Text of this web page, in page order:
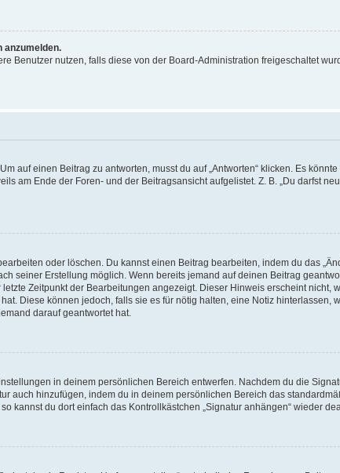
anzumelden.
Benutzer nutzen, falls diese von der Board-Administration freigeschaltet
auf einen Beitrag zu antworten, musst du auf „Antworten“ klicken. Es
am Ende der Foren- und der Beitragsansicht aufgelistet. Z. B. „Du darfst
oder löschen. Du kannst einen Beitrag bearbeiten, indem du das
seiner Erstellung möglich. Wenn bereits jemand auf deinen Beitrag
Zeitpunkt der Bearbeitungen angezeigt. Dieser Hinweis erscheint nicht,
Diese können jedoch, falls sie es für nötig halten, eine Notiz hinterlassen,
darauf geantwortet hat.
in deinem persönlichen Bereich entwerfen. Nachdem du die
auch hinzufügen, indem du in deinem persönlichen Bereich das
kannst du dort einfach das Kontrollkästchen „Signatur anhängen“ wieder